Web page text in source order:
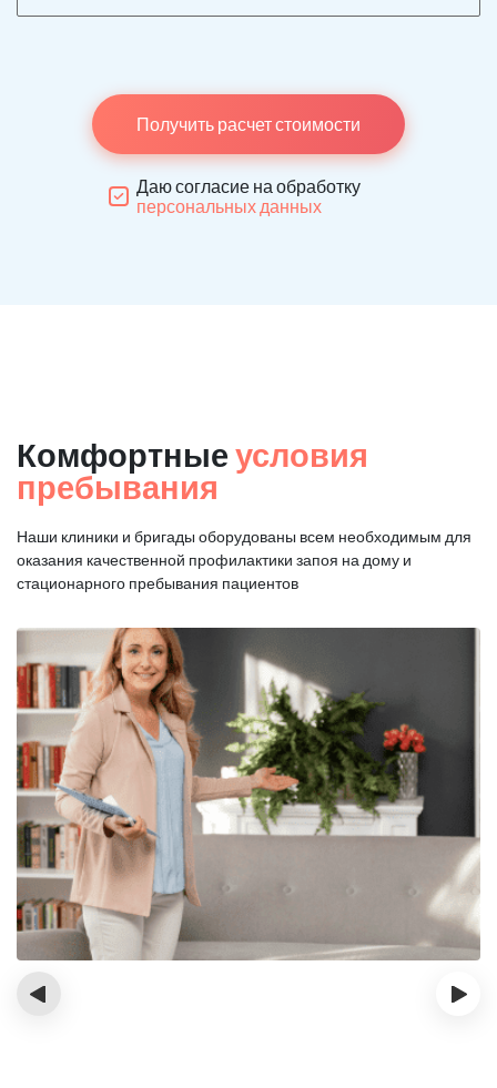
Получить расчет стоимости
Даю согласие на обработку
персональных данных
Комфортные условия
пребывания
Наши клиники и бригады оборудованы всем необходимым для
оказания качественной профилактики запоя на дому и
стационарного пребывания пациентов
‹ ›